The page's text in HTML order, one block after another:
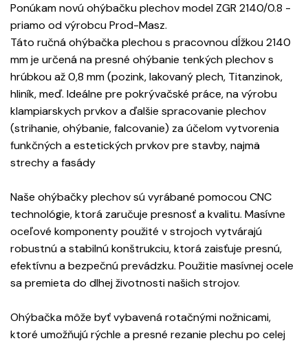
Ponúkam novú ohýbačku plechov model ZGR 2140/0.8 -
priamo od výrobcu Prod-Masz.
Táto ručná ohýbačka plechou s pracovnou dĺžkou 2140
mm je určená na presné ohýbanie tenkých plechov s
hrúbkou až 0,8 mm (pozink, lakovaný plech, Titanzinok,
hliník, meď. Ideálne pre pokrývačské práce, na výrobu
klampiarskych prvkov a ďalšie spracovanie plechov
(strihanie, ohýbanie, falcovanie) za účelom vytvorenia
funkčných a estetických prvkov pre stavby, najmä
strechy a fasády
Naše ohýbačky plechov sú vyrábané pomocou CNC
technológie, ktorá zaručuje presnosť a kvalitu. Masívne
oceľové komponenty použité v strojoch vytvárajú
robustnú a stabilnú konštrukciu, ktorá zaisťuje presnú,
efektívnu a bezpečnú prevádzku. Použitie masívnej ocele
sa premieta do dlhej životnosti našich strojov.
Ohýbačka môže byť vybavená rotačnými nožnicami,
ktoré umožňujú rýchle a presné rezanie plechu po celej